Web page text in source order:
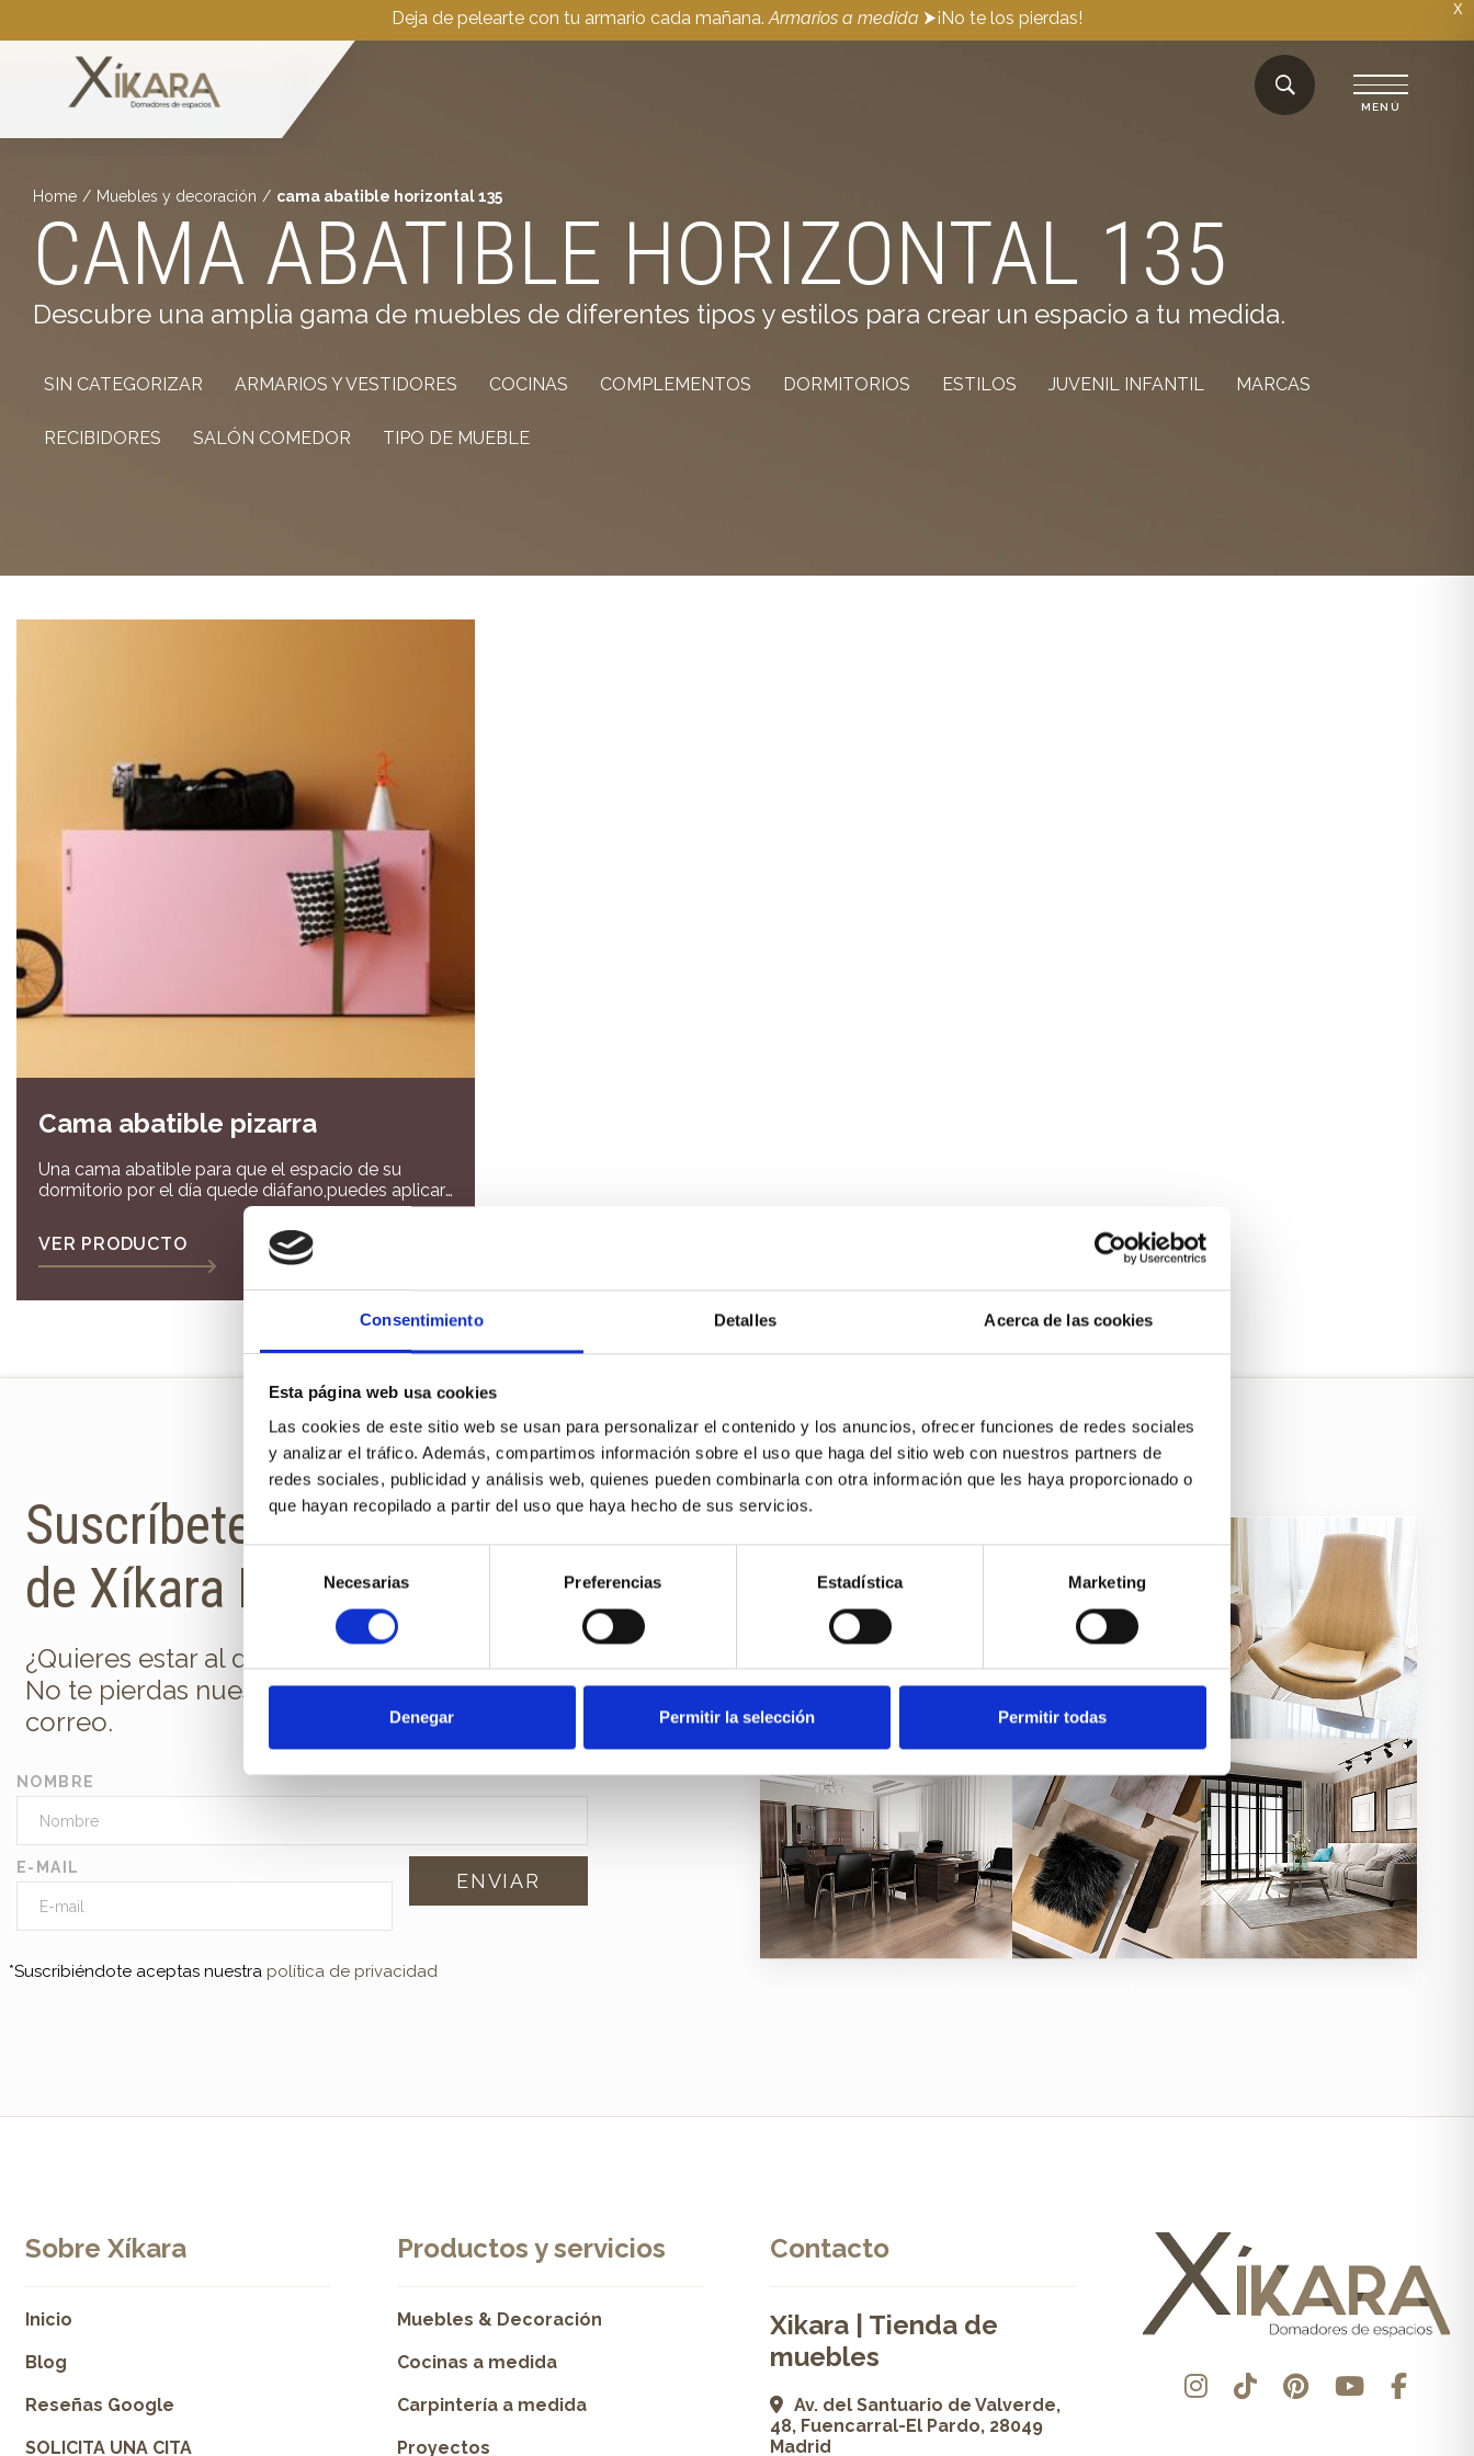
Consentimiento Detalles Acerca de las cookies
Esta página web usa cookies
Las cookies de este sitio web se usan para personalizar el contenido y los anuncios, ofrecer funciones de redes sociales
y analizar el tráfico. Además, compartimos información sobre el uso que haga del sitio web con nuestros partners de
redes sociales, publicidad y análisis web, quienes pueden combinarla con otra información que les haya proporcionado o
que hayan recopilado a partir del uso que haya hecho de sus servicios.
consentimiento
Necesarias Preferencias Estadística Marketing
Denegar Permitir la selección Permitir todas
X
Deja de pelearte con tu armario cada mañana. Armarios a medida ⮞¡No te los pierdas!
Home / Muebles y decoración / cama abatible horizontal 135
CAMA ABATIBLE HORIZONTAL 135
Descubre una amplia gama de muebles de diferentes tipos y estilos para crear un espacio a tu medida.
SIN CATEGORIZAR ARMARIOS Y VESTIDORES COCINAS COMPLEMENTOS DORMITORIOS ESTILOS JUVENIL INFANTIL MARCAS
RECIBIDORES SALÓN COMEDOR TIPO DE MUEBLE
Cama abatible pizarra
Una cama abatible para que el espacio de su
dormitorio por el día quede diáfano,puedes aplicar
el tratamiento de pizarra para que hagan sus
propias creaciones dibujando en su cama
VER PRODUCTO
Suscríbete a la newsletter
de Xíkara Interiores
¿Quieres estar al día de todas las novedades?
No te pierdas nuestra newsletter en tu
correo.
NOMBRE
E-MAIL
*Suscribiéndote aceptas nuestra política de privacidad
Sobre Xíkara
Inicio
Blog
Reseñas Google
SOLICITA UNA CITA
Productos y servicios
Muebles & Decoración
Cocinas a medida
Carpintería a medida
Proyectos
Contacto
Xikara | Tienda de
muebles
Av. del Santuario de Valverde,
48, Fuencarral-El Pardo, 28049
Madrid